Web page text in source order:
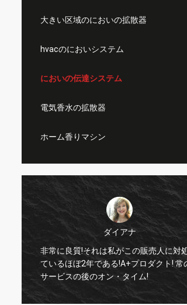
大きい区域のにおいの拡散器
hvacのにおいシステム
においの伝達システム
電気香水の拡散器
ホーム香りマシン
ダイアナ
非常に良質!それは私がこの販売人に対
ているほぼ2年である!A+プロダクト! 常の
サービスの後のオン・タイム!